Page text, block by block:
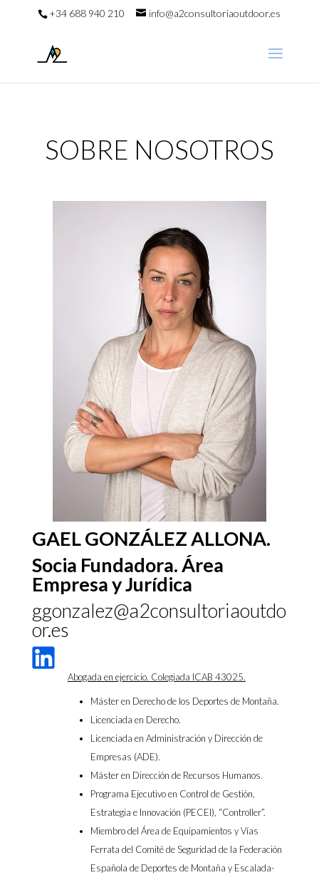
+34 688 940 210 info@a2consultoriaoutdoor.es
SOBRE NOSOTROS
GAEL GONZÁLEZ ALLONA.
Socia Fundadora. Área
Empresa y Jurídica
ggonzalez@a2consultoriaoutdo
or.es
Abogada en ejercicio. Colegiada ICAB 43025.
Máster en Derecho de los Deportes de Montaña.
Licenciada en Derecho.
Licenciada en Administración y Dirección de
Empresas (ADE).
Máster en Dirección de Recursos Humanos.
Programa Ejecutivo en Control de Gestión,
Estrategia e Innovación (PECEI), “Controller”.
Miembro del Área de Equipamientos y Vías
Ferrata del Comité de Seguridad de la Federación
Española de Deportes de Montaña y Escalada-